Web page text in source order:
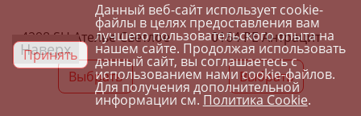
4298 SU Ателье Светлое
Выбрать
0164 PE Антрацит
Выбрать
Наверх
Принять
Данный веб-сайт использует cookie-
файлы в целях предоставления вам
лучшего пользовательского опыта на
нашем сайте. Продолжая использовать
данный сайт, вы соглашаетесь с
использованием нами cookie-файлов.
Для получения дополнительной
информации см.Политика Cookie.